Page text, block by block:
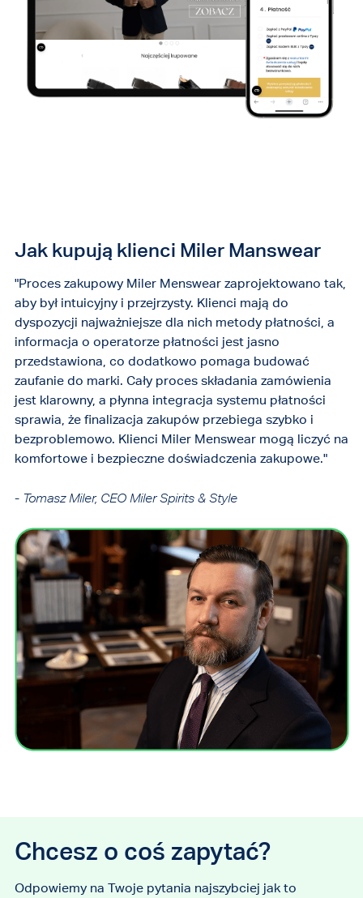
Jak kupują klienci Miler Manswear
"Proces zakupowy Miler Menswear zaprojektowano tak,
aby był intuicyjny i przejrzysty. Klienci mają do
dyspozycji najważniejsze dla nich metody płatności, a
informacja o operatorze płatności jest jasno
przedstawiona, co dodatkowo pomaga budować
zaufanie do marki. Cały proces składania zamówienia
jest klarowny, a płynna integracja systemu płatności
sprawia, że finalizacja zakupów przebiega szybko i
bezproblemowo. Klienci Miler Menswear mogą liczyć na
komfortowe i bezpieczne doświadczenia zakupowe."
- Tomasz Miler, CEO Miler Spirits & Style
Chcesz o coś zapytać?
Odpowiemy na Twoje pytania najszybciej jak to